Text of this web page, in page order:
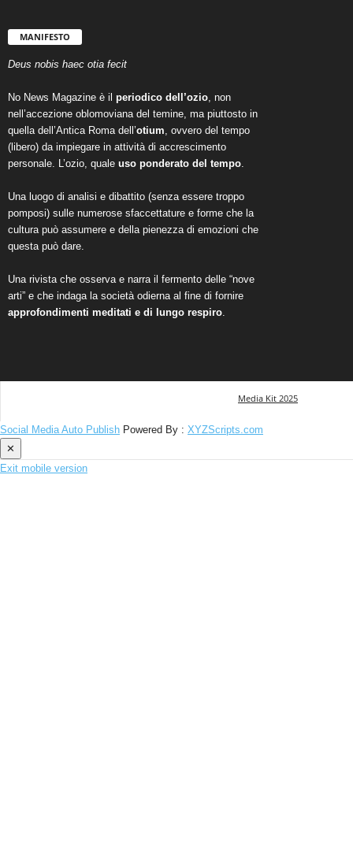
MANIFESTO
Deus nobis haec otia fecit
No News Magazine è il periodico dell’ozio, non
nell’accezione oblomoviana del temine, ma piuttosto in
quella dell’Antica Roma dell’otium, ovvero del tempo
(libero) da impiegare in attività di accrescimento
personale. L’ozio, quale uso ponderato del tempo.
Una luogo di analisi e dibattito (senza essere troppo
pomposi) sulle numerose sfaccettature e forme che la
cultura può assumere e della pienezza di emozioni che
questa può dare.
Una rivista che osserva e narra il fermento delle “nove
arti” e che indaga la società odierna al fine di fornire
approfondimenti meditati e di lungo respiro.
Media Kit 2025
Social Media Auto Publish Powered By : XYZScripts.com
✕
Exit mobile version